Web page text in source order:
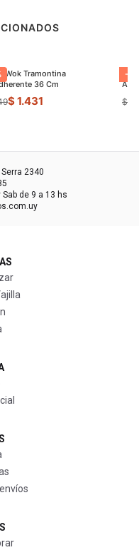
Wok Tramontina
36 Cm
$ 1.431
-
$
Serra 2340
de 9 a 13 hs